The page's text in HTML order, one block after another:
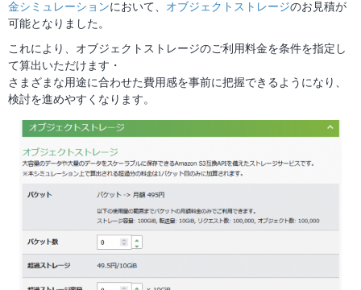
金シミュレーションにおいて、 オブジェクトストレージのお見積が
可能となりました。
これにより、オブジェクトストレージのご利用料金を条件を指定し
て算出いただけます・
さまざまな用途に合わせた費用感を事前に把握できるようになり、
検討を進めやすくなります。